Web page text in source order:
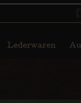
Lederwaren